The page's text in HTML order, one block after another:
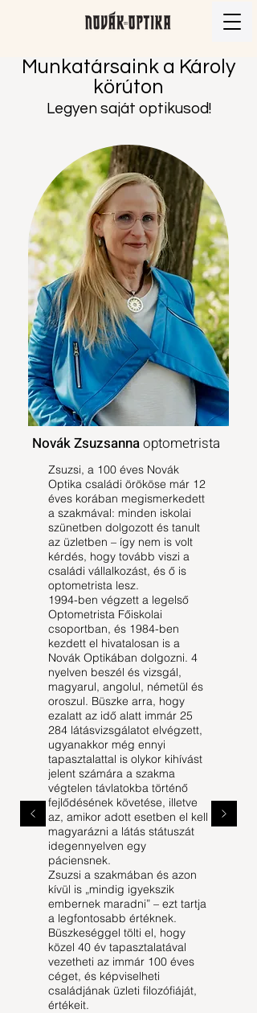
Munkatársaink a Károly
körúton
Legyen saját optikusod!
Novák Zsuzsannaoptometrista
Zsuzsi, a 100 éves Novák
Optika családi örököse már 12
éves korában megismerkedett
a szakmával: minden iskolai
szünetben dolgozott és tanult
az üzletben – így nem is volt
kérdés, hogy tovább viszi a
családi vállalkozást, és ő is
optometrista lesz.
1994-ben végzett a legelső
Optometrista Főiskolai
csoportban, és 1984-ben
kezdett el hivatalosan is a
Novák Optikában dolgozni. 4
nyelven beszél és vizsgál,
magyarul, angolul, németül és
oroszul. Büszke arra, hogy
ezalatt az idő alatt immár 25
284 látásvizsgálatot elvégzett,
ugyanakkor még ennyi
tapasztalattal is olykor kihívást
jelent számára a szakma
végtelen távlatokba történő
fejlődésének követése, illetve
az, amikor adott esetben el kell
magyarázni a látás státuszát
idegennyelven egy
páciensnek.
Zsuzsi a szakmában és azon
kívül is „mindig igyekszik
embernek maradni” – ezt tartja
a legfontosabb értéknek.
Büszkeséggel tölti el, hogy
közel 40 év tapasztalatával
vezetheti az immár 100 éves
céget, és képviselheti
családjának üzleti filozófiáját,
értékeit.